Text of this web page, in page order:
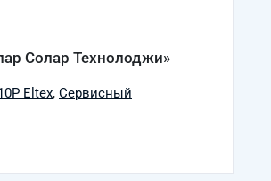
Солар Технолоджи»
Eltex, Сервисный